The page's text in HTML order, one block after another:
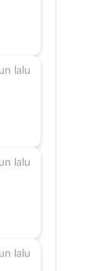
lalu
lalu
lalu